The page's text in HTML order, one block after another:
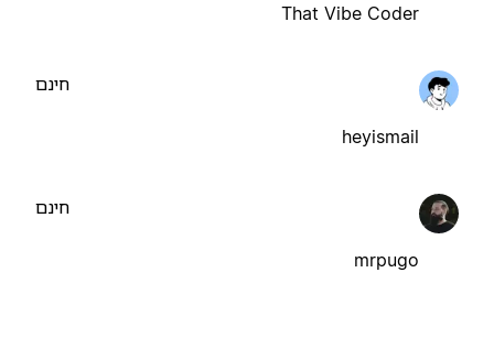
That Vibe Coder
heyismail
mrpugo